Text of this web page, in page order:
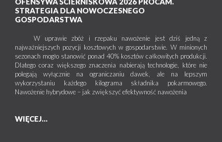
STRATEGIA DLA NOWOCZESNEGO
GOSPODARSTWA
W uprawie zbóż i rzepaku nawożenie jest dziś jedną z
najważniejszych pozycji kosztowych w gospodarstwie. W minionych
sezonach mogło stanowić ponad 40% kosztów całkowitych produkcji.
Dlatego coraz większego znaczenia nabierają technologie, które nie
polegają wyłącznie na ograniczaniu dawek, ale na lepszym
wykorzystaniu każdego kilograma składnika pokarmowego.
Nawożenie hybrydowe – jak zwiększyć efektywność nawożenia
WIĘCEJ...